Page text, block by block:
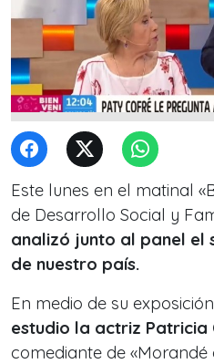
Este lunes en el matinal
de Desarrollo Social y
analizó junto al panel el
de nuestro país.
En medio de su
estudio la actriz Patricia
comediante de «Morandé